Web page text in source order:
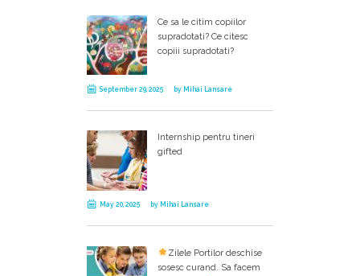
Ce sa le citim copiilor
supradotati? Ce citesc
copiii supradotati?
September 29, 2025 by Mihai Lansare
Internship pentru tineri
gifted
May 20, 2025 by Mihai Lansare
Zilele Portilor deschise
sosesc curand. Sa facem